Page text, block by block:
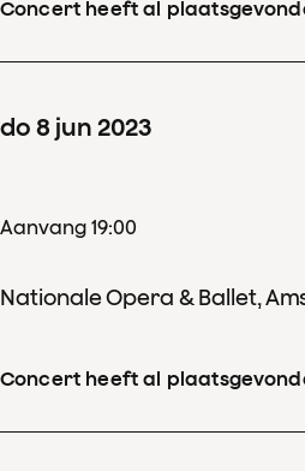
Concert heeft al
do 8 jun 2023
Aanvang 19:00
Nationale Opera & Ballet,
Concert heeft al